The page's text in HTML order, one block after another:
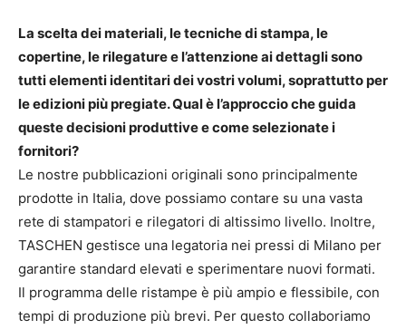
La scelta dei materiali, le tecniche di stampa, le
copertine, le rilegature e l’attenzione ai dettagli sono
tutti elementi identitari dei vostri volumi, soprattutto per
le edizioni più pregiate. Qual è l’approccio che guida
queste decisioni produttive e come selezionate i
fornitori?
Le nostre pubblicazioni originali sono principalmente
prodotte in Italia, dove possiamo contare su una vasta
rete di stampatori e rilegatori di altissimo livello. Inoltre,
TASCHEN gestisce una legatoria nei pressi di Milano per
garantire standard elevati e sperimentare nuovi formati.
Il programma delle ristampe è più ampio e flessibile, con
tempi di produzione più brevi. Per questo collaboriamo